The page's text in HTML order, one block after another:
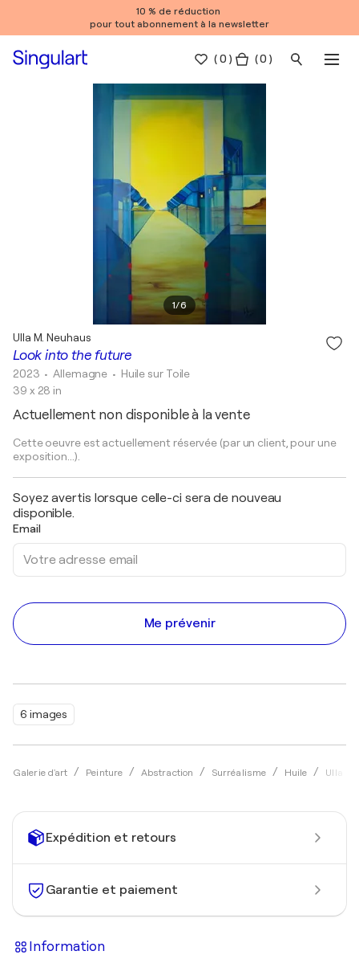
10 % de réduction
pour tout abonnement à la newsletter
(0 ) ( 0 )
1/6
6 images
Galerie d'art Peinture Abstraction Surréalisme Huile Ulla
Look into the future
Ulla M. Neuhaus
2023 • Allemagne • Huile sur Toile
39 x 28 in
Actuellement non disponible à la vente
Cette oeuvre est actuellement réservée (par un client, pour une
exposition...).
Soyez avertis lorsque celle-ci sera de nouveau
disponible.
Email
Me prévenir
Expédition et retours
Garantie et paiement
Information